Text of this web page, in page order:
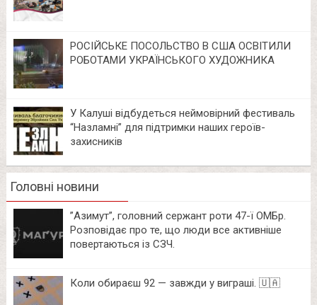
РОСІЙСЬКЕ ПОСОЛЬСТВО В США ОСВІТИЛИ
РОБОТАМИ УКРАЇНСЬКОГО ХУДОЖНИКА
У Калуші відбудеться неймовірний фестиваль
“Назламні” для підтримки наших героїв-
захисників
Головні новини
⁨”Азимут”, головний сержант роти 47-ї ОМБр.
Розповідає про те, що люди все активніше
повертаються із СЗЧ.
Коли обираєш 92 — завжди у виграші. 🇺🇦